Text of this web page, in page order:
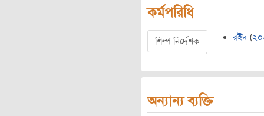
কর্মপরিধি
শিল্প নির্দেশক রইদ (
অন্যান্য ব্যক্তি